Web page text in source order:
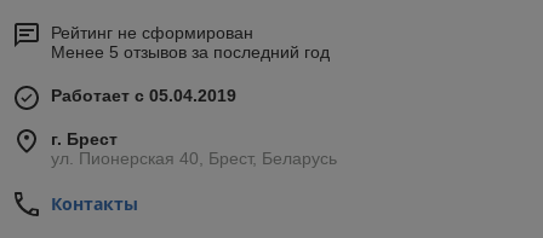
Рейтинг не сформирован
Менее 5 отзывов за последний год
Работает с 05.04.2019
г. Брест
ул. Пионерская 40, Брест, Беларусь
Контакты